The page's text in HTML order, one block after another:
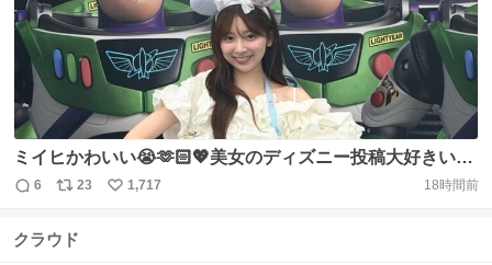
数
ミイヒかわいい😭🫶🏻💖美女のディズニー投稿大好きいっ
ぱい見せてほしい😭🏰✨（NiziUはアヤカ推し🙂‍↕️）
返
数
6
リ
ス
23
い
1,717 18時間前
クラウド